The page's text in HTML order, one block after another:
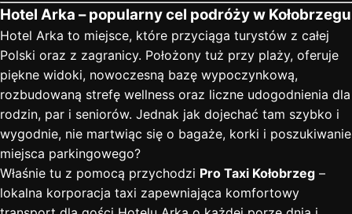
Hotel Arka – popularny cel podróży w Kołobrzegu
Hotel Arka to miejsce, które przyciąga turystów z całej
Polski oraz z zagranicy. Położony tuż przy plaży, oferuje
piękne widoki, nowoczesną bazę wypoczynkową,
rozbudowaną strefę wellness oraz liczne udogodnienia dla
rodzin, par i seniorów. Jednak jak dojechać tam szybko i
wygodnie, nie martwiąc się o bagaże, korki i poszukiwanie
miejsca parkingowego?
Właśnie tu z pomocą przychodzi Pro Taxi Kołobrzeg –
lokalna korporacja taxi zapewniająca komfortowy